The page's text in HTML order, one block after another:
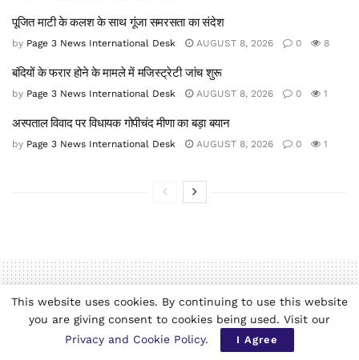
पूजित माटी के कलश के साथ गूंजा समरसता का संदेश
by Page 3 News International Desk AUGUST 8, 2026 0 8
बंदियों के फरार होने के मामले में मजिस्ट्रेटी जांच शुरू
by Page 3 News International Desk AUGUST 8, 2026 0 1
अस्पताल विवाद पर विधायक गोपीचंद मीणा का बड़ा बयान
by Page 3 News International Desk AUGUST 8, 2026 0 1
Home Hindi News
This website uses cookies. By continuing to use this website
you are giving consent to cookies being used. Visit our
Privacy and Cookie Policy. I Agree